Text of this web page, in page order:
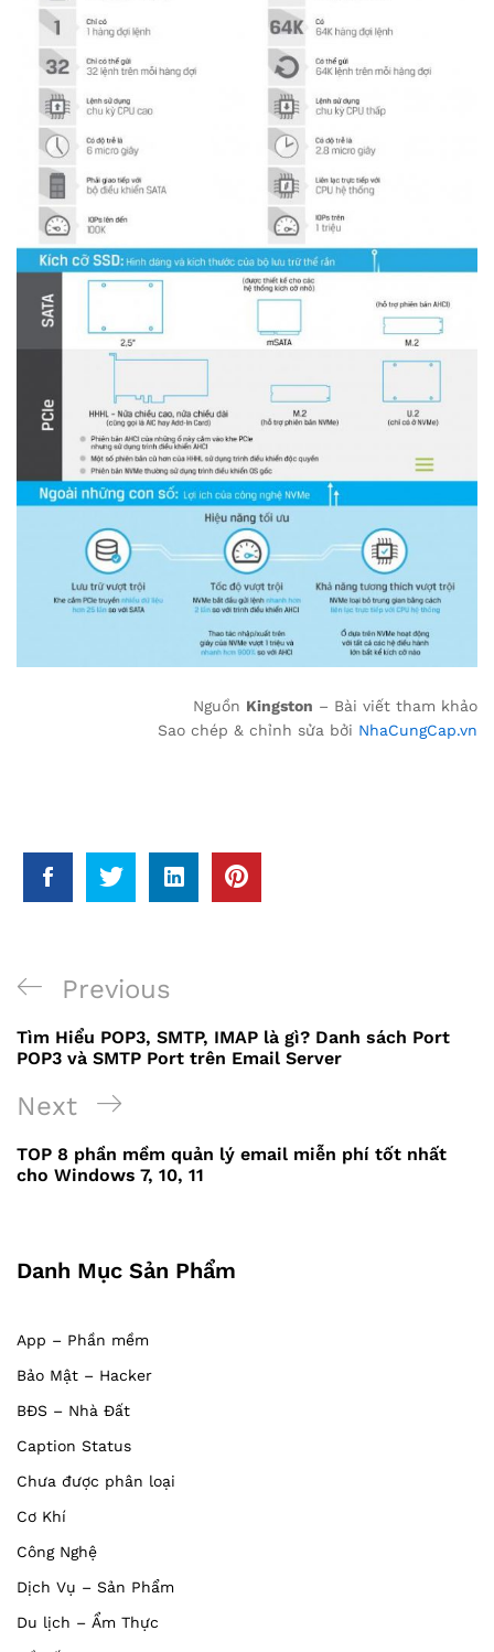
Nguồn Kingston – Bài viết tham khảo
Sao chép & chỉnh sửa bởi NhaCungCap.vn
hướng
bài
Previous
Post
Previous
Tìm Hiểu POP3, SMTP, IMAP là gì? Danh sách Port
POP3 và SMTP Port trên Email Server
Next
Post
Next
TOP 8 phần mềm quản lý email miễn phí tốt nhất
cho Windows 7, 10, 11
Danh Mục Sản Phẩm
App – Phần mềm
Bảo Mật – Hacker
BĐS – Nhà Đất
Caption Status
Chưa được phân loại
Cơ Khí
Công Nghệ
Dịch Vụ – Sản Phẩm
Du lịch – Ẩm Thực